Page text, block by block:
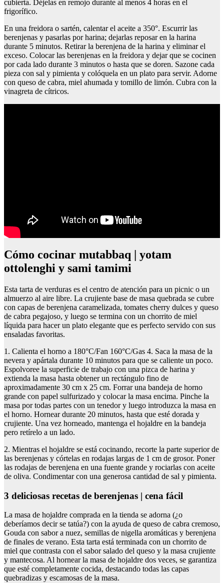
cubierta. Déjelas en remojo durante al menos 4 horas en el
frigorífico.
En una freidora o sartén, calentar el aceite a 350°. Escurrir las
berenjenas y pasarlas por harina; dejarlas reposar en la harina
durante 5 minutos. Retirar la berenjena de la harina y eliminar el
exceso. Colocar las berenjenas en la freidora y dejar que se cocinen
por cada lado durante 3 minutos o hasta que se doren. Sazone cada
pieza con sal y pimienta y colóquela en un plato para servir. Adorne
con queso de cabra, miel ahumada y tomillo de limón. Cubra con la
vinagreta de cítricos.
cómo cocinar mutabbaq | yotam
ottolenghi y sami tamimi
Esta tarta de verduras es el centro de atención para un picnic o un
almuerzo al aire libre. La crujiente base de masa quebrada se cubre
con capas de berenjena caramelizada, tomates cherry dulces y queso
de cabra pegajoso, y luego se termina con un chorrito de miel
líquida para hacer un plato elegante que es perfecto servido con sus
ensaladas favoritas.
1. Calienta el horno a 180°C/Fan 160°C/Gas 4. Saca la masa de la
nevera y apártala durante 10 minutos para que se caliente un poco.
Espolvoree la superficie de trabajo con una pizca de harina y
extienda la masa hasta obtener un rectángulo fino de
aproximadamente 30 cm x 25 cm. Forrar una bandeja de horno
grande con papel sulfurizado y colocar la masa encima. Pinche la
masa por todas partes con un tenedor y luego introduzca la masa en
el horno. Hornear durante 20 minutos, hasta que esté dorada y
crujiente. Una vez horneado, mantenga el hojaldre en la bandeja
pero retírelo a un lado.
2. Mientras el hojaldre se está cocinando, recorte la parte superior de
las berenjenas y córtelas en rodajas largas de 1 cm de grosor. Poner
las rodajas de berenjena en una fuente grande y rociarlas con aceite
de oliva. Condimentar con una generosa cantidad de sal y pimienta.
3 deliciosas recetas de berenjenas | cena fácil
La masa de hojaldre comprada en la tienda se adorna (¿o
deberíamos decir se tatúa?) con la ayuda de queso de cabra cremoso,
Gouda con sabor a nuez, semillas de nigella aromáticas y berenjena
de finales de verano. Esta tarta está terminada con un chorrito de
miel que contrasta con el sabor salado del queso y la masa crujiente
y mantecosa. Al hornear la masa de hojaldre dos veces, se garantiza
que esté completamente cocida, destacando todas las capas
quebradizas y escamosas de la masa.